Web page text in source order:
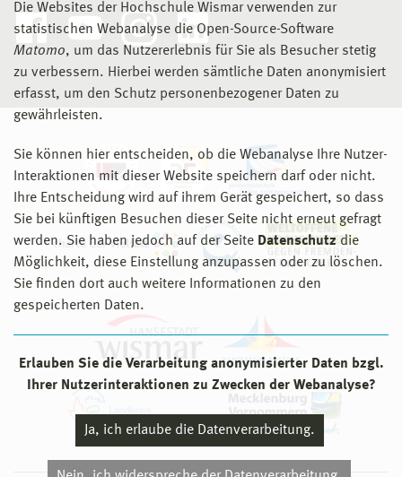
Die Websites der Hochschule Wismar verwenden zur
statistischen Webanalyse die Open-Source-Software
Matomo, um das Nutzererlebnis für Sie als Besucher stetig
zu verbessern. Hierbei werden sämtliche Daten anonymisiert
erfasst, um den Schutz personenbezogener Daten zu
gewährleisten.
Sie können hier entscheiden, ob die Webanalyse Ihre Nutzer-
Interaktionen mit dieser Website speichern darf oder nicht.
Ihre Entscheidung wird auf ihrem Gerät gespeichert, so dass
Sie bei künftigen Besuchen dieser Seite nicht erneut gefragt
werden. Sie haben jedoch auf der Seite Datenschutz die
Möglichkeit, diese Einstellung anzupassen oder zu löschen.
Sie finden dort auch weitere Informationen zu den
gespeicherten Daten.
Erlauben Sie die Verarbeitung anonymisierter Daten bzgl.
Ihrer Nutzerinteraktionen zu Zwecken der Webanalyse?
Ja, ich erlaube die Datenverarbeitung.